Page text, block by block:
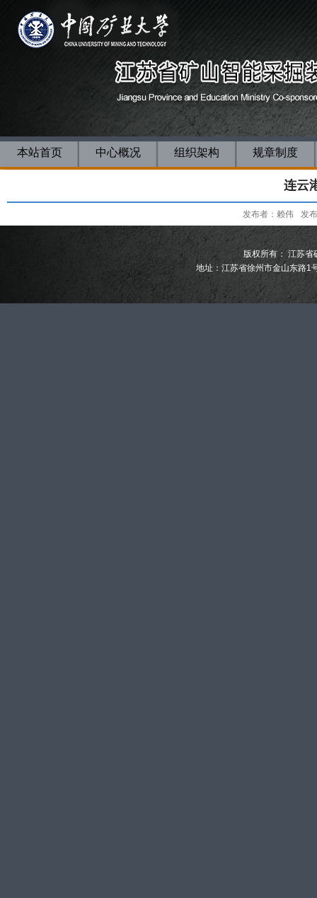
本站首页 中心概况 组织架构 规章制度
连云
发布者：赖伟 发
版权所有： 江苏省
地址：江苏省徐州市金山东路1